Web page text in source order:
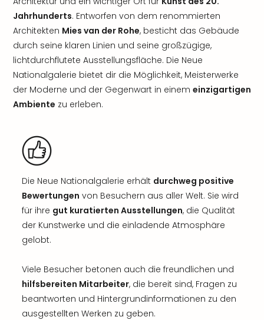
Jahrhunderts. Entworfen von dem renommierten
Architekten Mies van der Rohe, besticht das Gebäude
durch seine klaren Linien und seine großzügige,
lichtdurchflutete Ausstellungsfläche. Die Neue
Nationalgalerie bietet dir die Möglichkeit, Meisterwerke
der Moderne und der Gegenwart in einem einzigartigen
Ambiente zu erleben.
Die Neue Nationalgalerie erhält durchweg positive
Bewertungen von Besuchern aus aller Welt. Sie wird
für ihre gut kuratierten Ausstellungen, die Qualität
der Kunstwerke und die einladende Atmosphäre
gelobt.
Viele Besucher betonen auch die freundlichen und
hilfsbereiten Mitarbeiter, die bereit sind, Fragen zu
beantworten und Hintergrundinformationen zu den
ausgestellten Werken zu geben.